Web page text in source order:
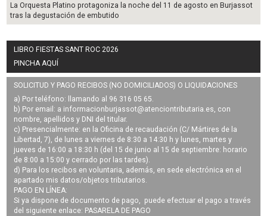
La Orquesta Platino protagoniza la noche del 11 de agosto en Burjassot
tras la degustación de embutido
LIBRO FIESTAS SANT ROC 2026
PINCHA AQUÍ
SOLICITUD Y PAGO RECIBOS (NO DOMICILIADOS) O LIQUIDACIONES
a) Por teléfono: llamando al 96 316 05 65.
b) Por email: a informacionburjassot@atenciontributaria.es, con
nombre, apellidos y DNI del titular.
c) Presencialmente: en la Oficina de recaudación (C/ Mártires de la
Libertad, 7), de lunes a viernes de 8:30 a 14:30 h y lunes, martes y
jueves de 16:00 a 18:30 h (del 15 de junio al 15 de septiembre: horario
de 8:00 a 15:00 y cerrado por las tardes).
d) Para los recibos en voluntaria, además, en sede electrónica en el
apartado mis datos/objetos tributarios.
PAGO EN LÍNEA:
Si ya dispone de documento de pago, puede efectuar el pago a través
del siguiente enlace: PASARELA DE PAGO